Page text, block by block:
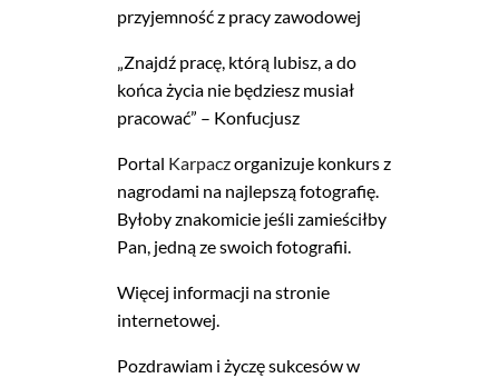
przyjemność z pracy zawodowej
„Znajdź pracę, którą lubisz, a do
końca życia nie będziesz musiał
pracować” – Konfucjusz
Portal Karpaczorganizuje konkurs z
nagrodami na najlepszą fotografię.
Byłoby znakomicie jeśli zamieściłby
Pan, jedną ze swoich fotografii.
Więcej informacji na stronie
internetowej.
Pozdrawiam i życzę sukcesów w